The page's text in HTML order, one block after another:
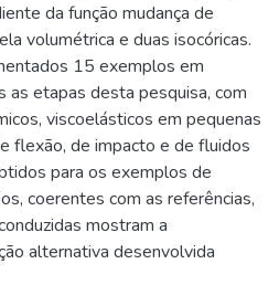
da função mudança de
volumétrica e duas isocóricas.
15 exemplos em
as etapas desta pesquisa, com
viscoelásticos em pequenas
flexão, de impacto e de fluidos
para os exemplos de
coerentes com as referências,
mostram a
alternativa desenvolvida